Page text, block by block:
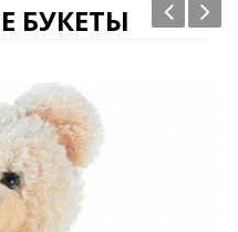
БУКЕТЫ